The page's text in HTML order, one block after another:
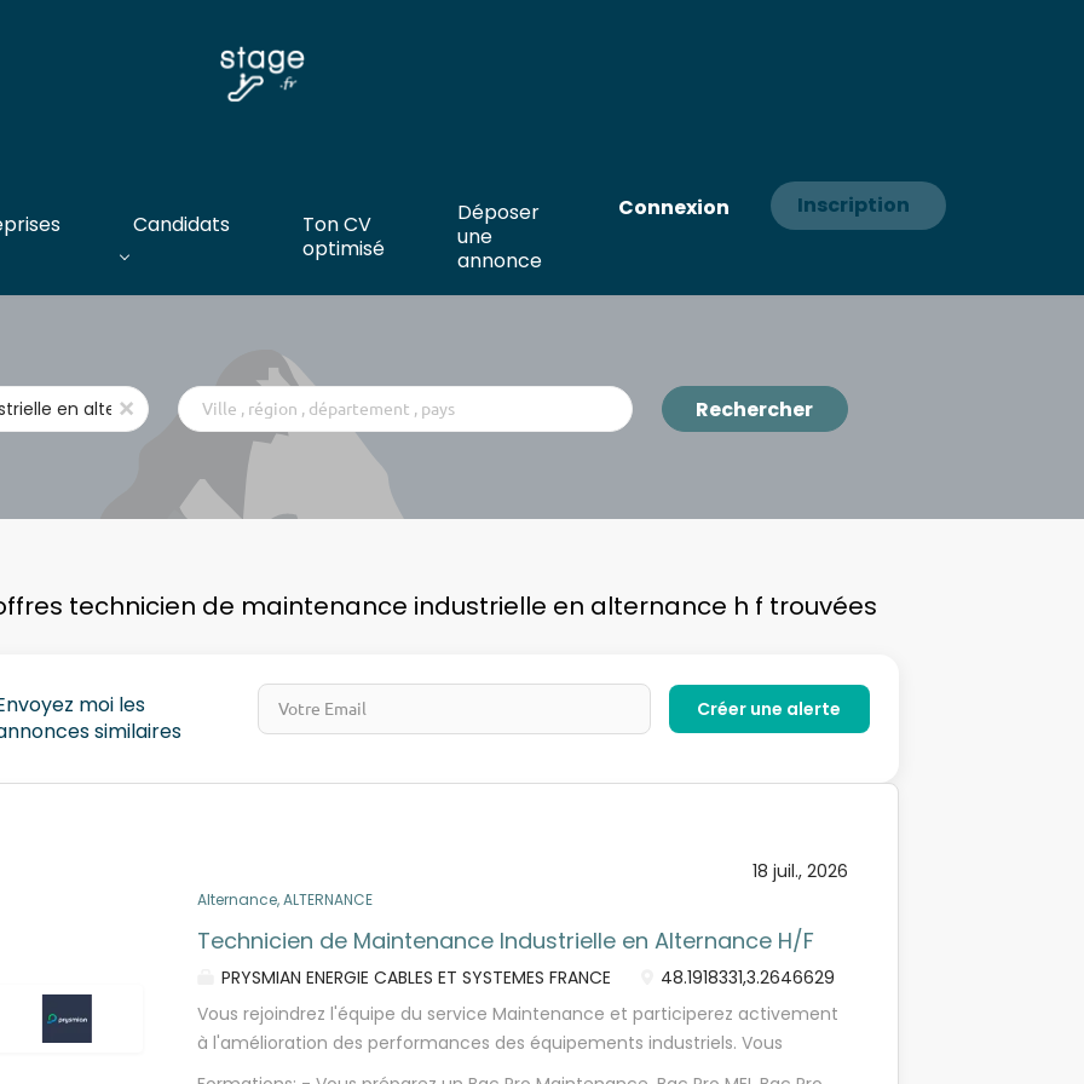
Connexion Inscription
Candidats
Ton CV
optimisé
Déposer
une
annonce
x
Ville
,
département
,
Rechercher
Rechercher
technicien de maintenance industrielle en alternance h f trouvées
moi les
similaires
18 juil., 2026
Alternance, ALTERNANCE
Technicien de Maintenance Industrielle en Alternance H/F
PRYSMIAN ENERGIE CABLES ET SYSTEMES FRANCE
48.1918331,3.2646629
Vous rejoindrez l'équipe du service Maintenance et participerez activement
à l'amélioration des performances des équipements industriels. Vous
interviendrez sur des missions de maintenance mécanique, en préventif